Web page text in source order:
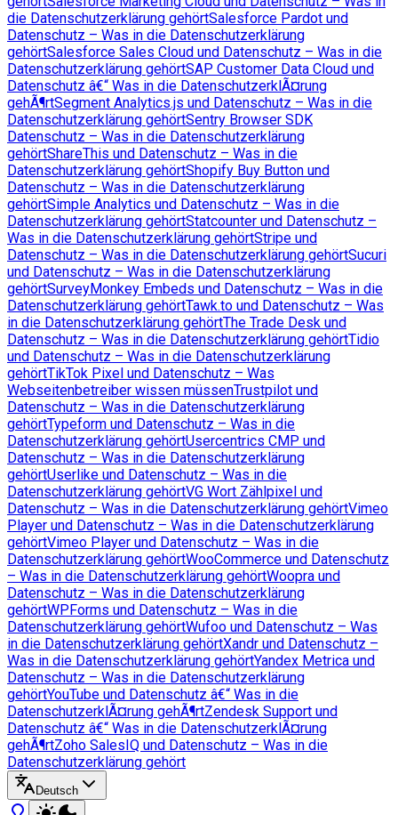
die Datenschutzerklärung gehörtSalesforce Pardot und
Datenschutz – Was in die Datenschutzerklärung
gehörtSalesforce Sales Cloud und Datenschutz – Was in die
Datenschutzerklärung gehörtSAP Customer Data Cloud und
Datenschutz â€“ Was in die DatenschutzerklÃ¤rung
gehÃ¶rtSegment Analytics.js und Datenschutz – Was in die
Datenschutzerklärung gehörtSentry Browser SDK
Datenschutz – Was in die Datenschutzerklärung
gehörtShareThis und Datenschutz – Was in die
Datenschutzerklärung gehörtShopify Buy Button und
Datenschutz – Was in die Datenschutzerklärung
gehörtSimple Analytics und Datenschutz – Was in die
Datenschutzerklärung gehörtStatcounter und Datenschutz –
Was in die Datenschutzerklärung gehörtStripe und
Datenschutz – Was in die Datenschutzerklärung gehörtSucuri
und Datenschutz – Was in die Datenschutzerklärung
gehörtSurveyMonkey Embeds und Datenschutz – Was in die
Datenschutzerklärung gehörtTawk.to und Datenschutz – Was
in die Datenschutzerklärung gehörtThe Trade Desk und
Datenschutz – Was in die Datenschutzerklärung gehörtTidio
und Datenschutz – Was in die Datenschutzerklärung
gehörtTikTok Pixel und Datenschutz – Was
Webseitenbetreiber wissen müssenTrustpilot und
Datenschutz – Was in die Datenschutzerklärung
gehörtTypeform und Datenschutz – Was in die
Datenschutzerklärung gehörtUsercentrics CMP und
Datenschutz – Was in die Datenschutzerklärung
gehörtUserlike und Datenschutz – Was in die
Datenschutzerklärung gehörtVG Wort Zählpixel und
Datenschutz – Was in die Datenschutzerklärung gehörtVimeo
Player und Datenschutz – Was in die Datenschutzerklärung
gehörtVimeo Player und Datenschutz – Was in die
Datenschutzerklärung gehörtWooCommerce und Datenschutz
– Was in die Datenschutzerklärung gehörtWoopra und
Datenschutz – Was in die Datenschutzerklärung
gehörtWPForms und Datenschutz – Was in die
Datenschutzerklärung gehörtWufoo und Datenschutz – Was
in die Datenschutzerklärung gehörtXandr und Datenschutz –
Was in die Datenschutzerklärung gehörtYandex Metrica und
Datenschutz – Was in die Datenschutzerklärung
gehörtYouTube und Datenschutz â€“ Was in die
DatenschutzerklÃ¤rung gehÃ¶rtZendesk Support und
Datenschutz â€“ Was in die DatenschutzerklÃ¤rung
gehÃ¶rtZoho SalesIQ und Datenschutz – Was in die
Datenschutzerklärung gehört
Deutsch